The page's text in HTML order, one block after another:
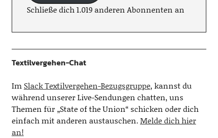
Schließe dich 1.019 anderen Abonnenten an
Textilvergehen-Chat
Im Slack Textilvergehen-Bezugsgruppe, kannst du
während unserer Live-Sendungen chatten, uns
Themen für „State of the Union“ schicken oder dich
einfach mit anderen austauschen.Melde dich hier
an!